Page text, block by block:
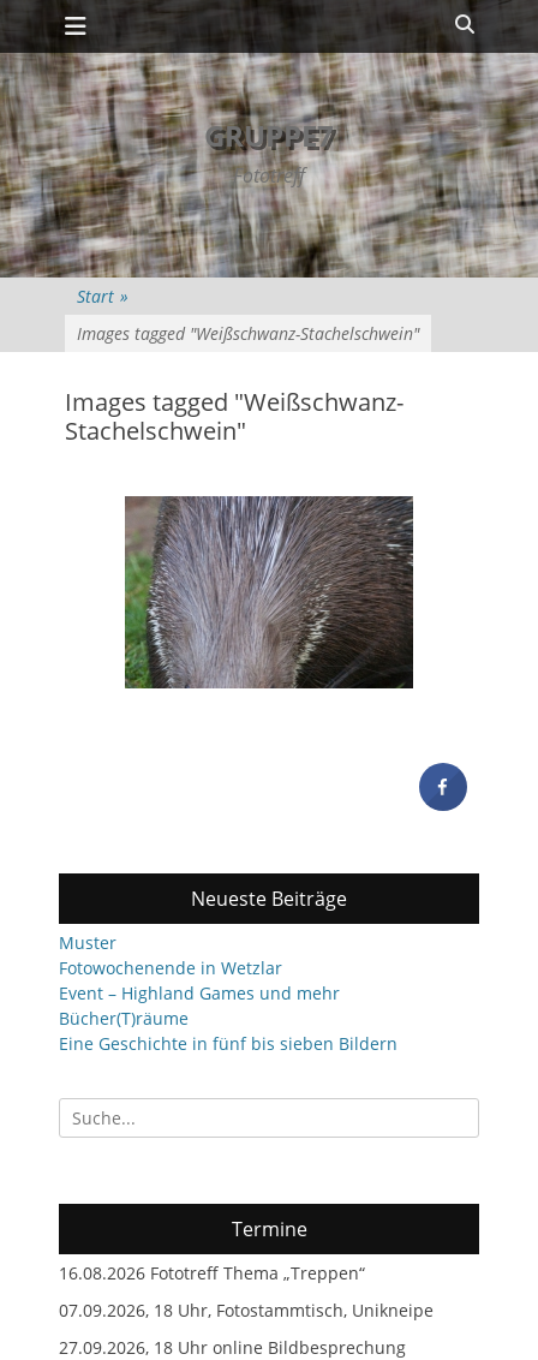
Zum
Inhalt
springen
Primäres Menü
GRUPPE7
Fototreff
Start »
Images tagged "Weißschwanz-Stachelschwein"
Images tagged "Weißschwanz-
Stachelschwein"
Neueste Beiträge
Muster
Fotowochenende in Wetzlar
Event – Highland Games und mehr
Bücher(T)räume
Eine Geschichte in fünf bis sieben Bildern
Suchen
nach:
Termine
16.08.2026 Fototreff Thema „Treppen“
07.09.2026, 18 Uhr, Fotostammtisch, Unikneipe
27.09.2026, 18 Uhr online Bildbesprechung